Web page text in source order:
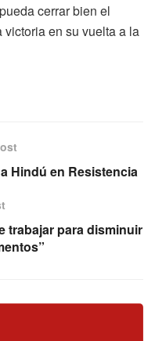
cerrar bien el
en su vuelta a la
Hindú en Resistencia
trabajar para disminuir